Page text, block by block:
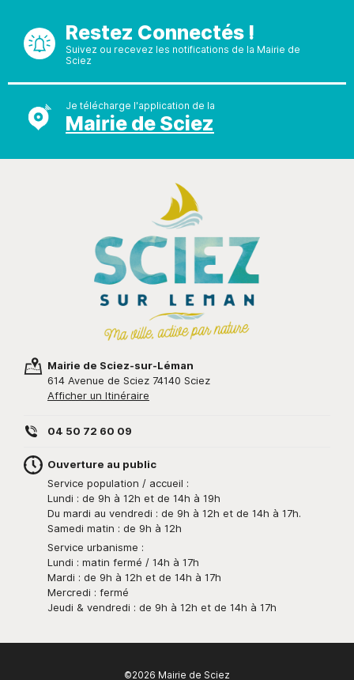
Restez Connectés !
Suivez ou recevez les notifications de la Mairie de
Sciez
Je télécharge l'application de la
Mairie de Sciez
Mairie de Sciez-sur-Léman
614 Avenue de Sciez 74140 Sciez
Afficher un Itinéraire
04 50 72 60 09
Ouverture au public
Service population / accueil :
Lundi : de 9h à 12h et de 14h à 19h
Du mardi au vendredi : de 9h à 12h et de 14h à 17h.
Samedi matin : de 9h à 12h
Service urbanisme :
Lundi : matin fermé / 14h à 17h
Mardi : de 9h à 12h et de 14h à 17h
Mercredi : fermé
Jeudi & vendredi : de 9h à 12h et de 14h à 17h
©2026 Mairie de Sciez